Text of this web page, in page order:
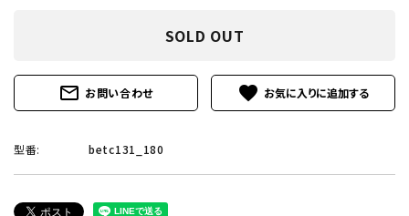
SOLD OUT
mail_outline お問い合わせ favorite
型番: betc131_180